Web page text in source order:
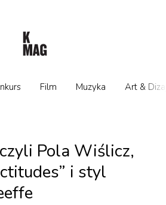
Film Muzyka Art &
Pola Wiślicz,
i styl